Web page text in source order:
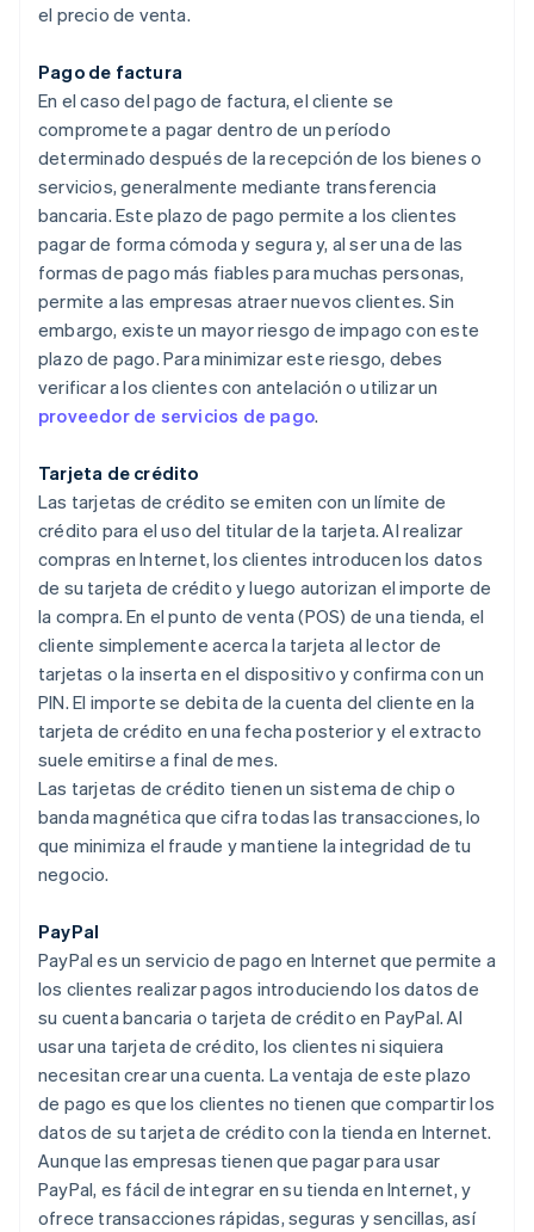
el precio de venta.
Pago de factura
En el caso del pago de factura, el cliente se
compromete a pagar dentro de un período
determinado después de la recepción de los bienes o
servicios, generalmente mediante transferencia
bancaria. Este plazo de pago permite a los clientes
pagar de forma cómoda y segura y, al ser una de las
formas de pago más fiables para muchas personas,
permite a las empresas atraer nuevos clientes. Sin
embargo, existe un mayor riesgo de impago con este
plazo de pago. Para minimizar este riesgo, debes
verificar a los clientes con antelación o utilizar un
proveedor de servicios de pago.
Tarjeta de crédito
Las tarjetas de crédito se emiten con un límite de
crédito para el uso del titular de la tarjeta. Al realizar
compras en Internet, los clientes introducen los datos
de su tarjeta de crédito y luego autorizan el importe de
la compra. En el punto de venta (POS) de una tienda, el
cliente simplemente acerca la tarjeta al lector de
tarjetas o la inserta en el dispositivo y confirma con un
PIN. El importe se debita de la cuenta del cliente en la
tarjeta de crédito en una fecha posterior y el extracto
suele emitirse a final de mes.
Las tarjetas de crédito tienen un sistema de chip o
banda magnética que cifra todas las transacciones, lo
que minimiza el fraude y mantiene la integridad de tu
negocio.
PayPal
PayPal es un servicio de pago en Internet que permite a
los clientes realizar pagos introduciendo los datos de
su cuenta bancaria o tarjeta de crédito en PayPal. Al
usar una tarjeta de crédito, los clientes ni siquiera
necesitan crear una cuenta. La ventaja de este plazo
de pago es que los clientes no tienen que compartir los
datos de su tarjeta de crédito con la tienda en Internet.
Aunque las empresas tienen que pagar para usar
PayPal, es fácil de integrar en su tienda en Internet, y
ofrece transacciones rápidas, seguras y sencillas, así